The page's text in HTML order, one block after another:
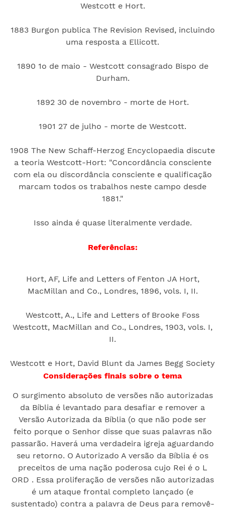
Westcott e Hort.
1883 Burgon publica The Revision Revised, incluindo
uma resposta a Ellicott.
1890 1o de maio - Westcott consagrado Bispo de
Durham.
1892 30 de novembro - morte de Hort.
1901 27 de julho - morte de Westcott.
1908 The New Schaff-Herzog Encyclopaedia discute
a teoria Westcott-Hort: "Concordância consciente
com ela ou discordância consciente e qualificação
marcam todos os trabalhos neste campo desde
1881."
Isso ainda é quase literalmente verdade.
Referências:
Hort, AF, Life and Letters of Fenton JA Hort,
MacMillan and Co., Londres, 1896, vols. I, II.
Westcott, A., Life and Letters of Brooke Foss
Westcott, MacMillan and Co., Londres, 1903, vols. I,
II.
Westcott e Hort, David Blunt da James Begg Society
Considerações finais sobre o tema
O surgimento absoluto de versões não autorizadas
da Bíblia é levantado para desafiar e remover a
Versão Autorizada da Bíblia (o que não pode ser
feito porque o Senhor disse que suas palavras não
passarão. Haverá uma verdadeira igreja aguardando
seu retorno. O Autorizado A versão da Bíblia é os
preceitos de uma nação poderosa cujo Rei é o L
ORD . Essa proliferação de versões não autorizadas
é um ataque frontal completo lançado (e
sustentado) contra a palavra de Deus para removê-